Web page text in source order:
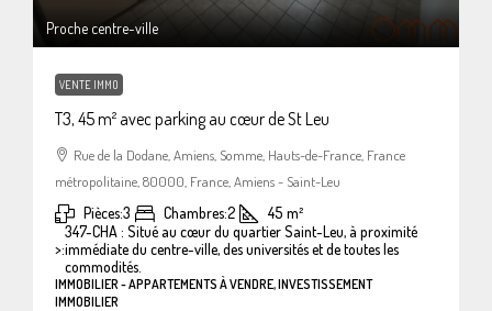
Proche centre-ville
VENTE IMMO
T3, 45 m² avec parking au cœur de St Leu
Rue de la Dodane, Amiens, Somme, Hauts-de-France, France
métropolitaine, 80000, France, Amiens - Saint-Leu
Pièces:3 Chambres:2 45 m²
>:
347-CHA : Situé au cœur du quartier Saint-Leu, à proximité
immédiate du centre-ville, des universités et de toutes les
commodités.
IMMOBILIER - APPARTEMENTS À VENDRE, INVESTISSEMENT
IMMOBILIER